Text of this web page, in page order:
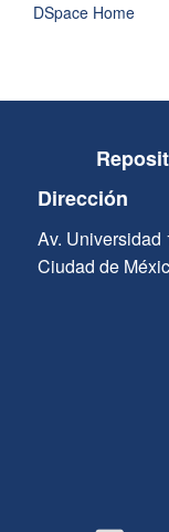
DSpace Home
Dirección
Av. Universidad
Ciudad de